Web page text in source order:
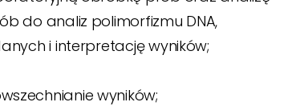
do analiz polimorfizmu DNA,
i interpretację wyników;
wyników;